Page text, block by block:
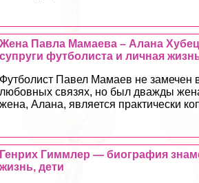
Жена Павла Мамаева – Алана
супруги футболиста и личная
Футболист Павел Мамаев не замечен
любовных связях, но был дважды
жена, Алана, является пpaктически
Генрих Гиммлер — биография
жизнь, дети